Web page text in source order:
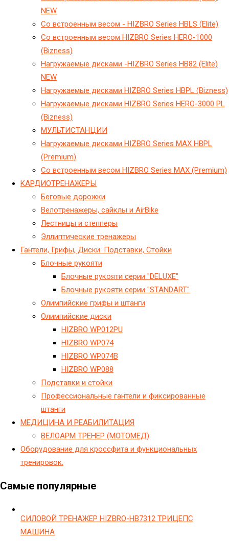
NEW
Cо встроенным весом - HIZBRO Series HBLS (Elite)
Cо встроенным весом HIZBRO Series HERO-1000
(Bizness)
Hагружаемые дисками -HIZBRO Series HB82 (Elite)
NEW
Hагружаемые дисками HIZBRO Series HBPL (Bizness)
Hагружаемые дисками HIZBRO Series HERO-3000 PL
(Bizness)
МУЛЬТИСТАНЦИИ
Нагружаемые дисками HIZBRO Series MAX HBPL
(Premium)
Со встроенным весом HIZBRO Series MAX (Premium)
KАРДИОТРЕНАЖЕРЫ
Беговые дорожки
Велотренажеры, сайклы и AirBike
Лестницы и степперы
Эллиптические тренажеры
Гантели, Грифы, Диски. Подставки, Стойки
Блочные рукояти
Блочные рукояти серии "DELUXE"
Блочные рукояти серии "STANDART"
Олимпийские грифы и штанги
Олимпийские диски
HIZBRO WP012PU
HIZBRO WP074
HIZBRO WP074B
HIZBRO WP088
Подставки и стойки
Профессиональные гантели и фиксированные
штанги
МЕДИЦИНА И РЕАБИЛИТАЦИЯ
ВЕЛОАРМ ТРЕНЕР (МОТОМЕД)
Оборудование для кроссфита и функциональных
тренировок.
Самые популярные
СИЛОВОЙ ТРЕНАЖЕР HIZBRO-HB7312 ТРИЦЕПС
МАШИНА